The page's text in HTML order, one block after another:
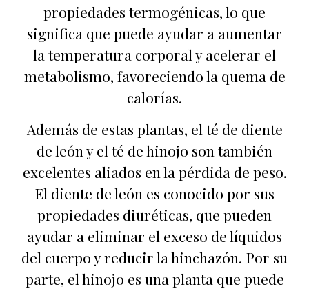
propiedades termogénicas, lo que
significa que puede ayudar a aumentar
la temperatura corporal y acelerar el
metabolismo, favoreciendo la quema de
calorías.
Además de estas plantas, el té de diente
de león y el té de hinojo son también
excelentes aliados en la pérdida de peso.
El diente de león es conocido por sus
propiedades diuréticas, que pueden
ayudar a eliminar el exceso de líquidos
del cuerpo y reducir la hinchazón. Por su
parte, el hinojo es una planta que puede